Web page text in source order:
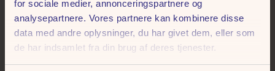
for sociale medier, annonceringspartnere og
analysepartnere. Vores partnere kan kombinere disse
data med andre oplysninger, du har givet dem, eller som
de har indsamlet fra din brug af deres tjenester.
Pizza inkl. salat
169,-
til Fed Fredag og andre koncertdage